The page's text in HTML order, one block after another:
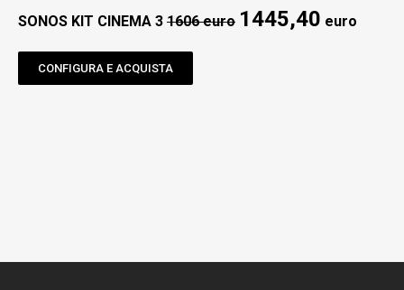
SONOS KIT CINEMA 3 1606 euro 1445,40 euro
CONFIGURA E ACQUISTA